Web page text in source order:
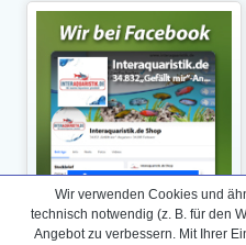
Wir verwenden Cookies und
technisch notwendig (z. B. für den
Angebot zu verbessern. Mit Ihrer